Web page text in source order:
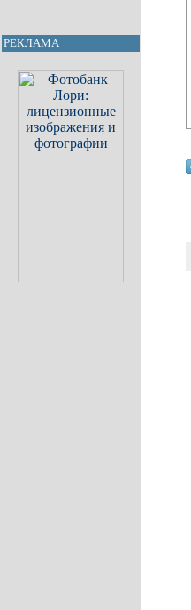
РЕКЛАМА